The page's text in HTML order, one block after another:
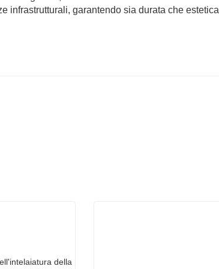
infrastrutturali, garantendo sia durata che